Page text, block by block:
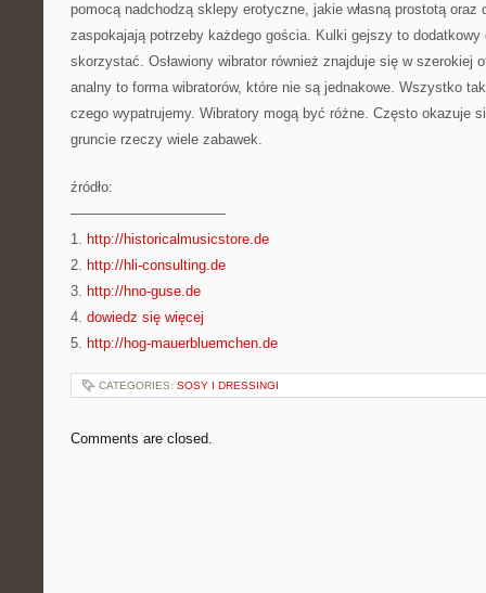
pomocą nadchodzą sklepy erotyczne, jakie własną prostotą oraz
zaspokajają potrzeby każdego gościa. Kulki gejszy to dodatkowy
skorzystać. Osławiony wibrator również znajduje się w szerokiej
analny to forma wibratorów, które nie są jednakowe. Wszystko
czego wypatrujemy. Wibratory mogą być różne. Często okazuje
gruncie rzeczy wiele zabawek.
źródło:
———————————
1. http://historicalmusicstore.de
2. http://hli-consulting.de
3. http://hno-guse.de
4. dowiedz się więcej
5. http://hog-mauerbluemchen.de
CATEGORIES: SOSY I DRESSINGI
Comments are closed.